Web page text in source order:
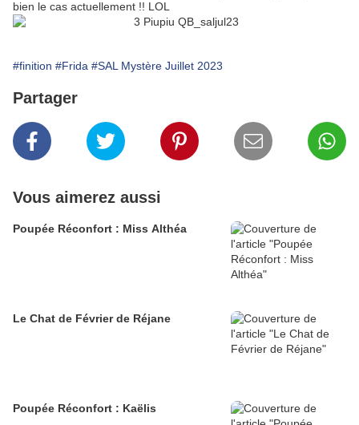
bien le cas actuellement !! LOL
#finition #Frida #SAL Mystère Juillet 2023
Partager
Vous aimerez aussi
Poupée Réconfort : Miss Althéa
Le Chat de Février de Réjane
Poupée Réconfort : Kaëlis